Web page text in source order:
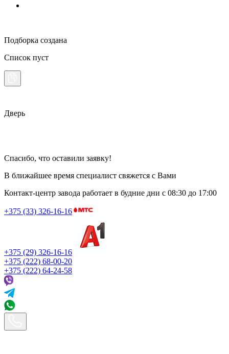
Подборка создана
Список пуст
Дверь
Спасибо, что оставили заявку!
В ближайшее время специалист свяжется с Вами
Контакт-центр завода работает в будние дни с 08:30 до 17:00
+375 (33) 326-16-16
+375 (29) 326-16-16
+375 (222) 68-00-20
+375 (222) 64-24-58